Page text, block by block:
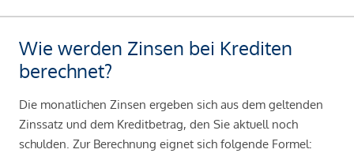
Wie werden Zinsen bei Krediten
berechnet?
Die monatlichen Zinsen ergeben sich aus dem geltenden
Zinssatz und dem Kreditbetrag, den Sie aktuell noch
schulden. Zur Berechnung eignet sich folgende Formel: